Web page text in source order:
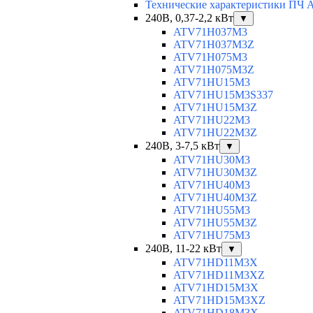
Технические характеристики ПЧ
240В, 0,37-2,2 кВт
▼
ATV71H037M3
ATV71H037M3Z
ATV71H075M3
ATV71H075M3Z
ATV71HU15M3
ATV71HU15M3S337
ATV71HU15M3Z
ATV71HU22M3
ATV71HU22M3Z
240В, 3-7,5 кВт
▼
ATV71HU30M3
ATV71HU30M3Z
ATV71HU40M3
ATV71HU40M3Z
ATV71HU55M3
ATV71HU55M3Z
ATV71HU75M3
240В, 11-22 кВт
▼
ATV71HD11M3X
ATV71HD11M3XZ
ATV71HD15M3X
ATV71HD15M3XZ